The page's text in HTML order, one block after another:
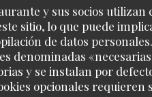
y sus socios utilizan
sitio, lo que puede
de datos
denominadas
y se instalan por
opcionales requieren
3
: 1/5 MENÚ: 1/5
CALIDAD
juin pour le jeudi 9